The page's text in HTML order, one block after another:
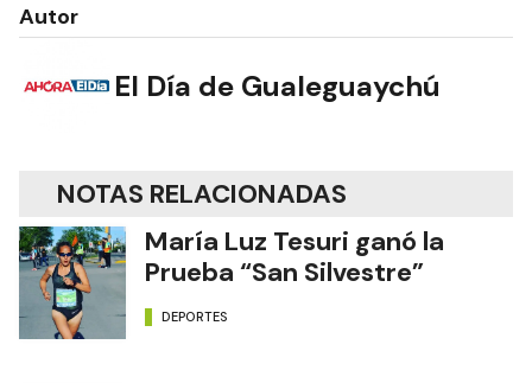
Autor
El Día de Gualeguaychú
NOTAS RELACIONADAS
María Luz Tesuri ganó la
Prueba “San Silvestre”
DEPORTES